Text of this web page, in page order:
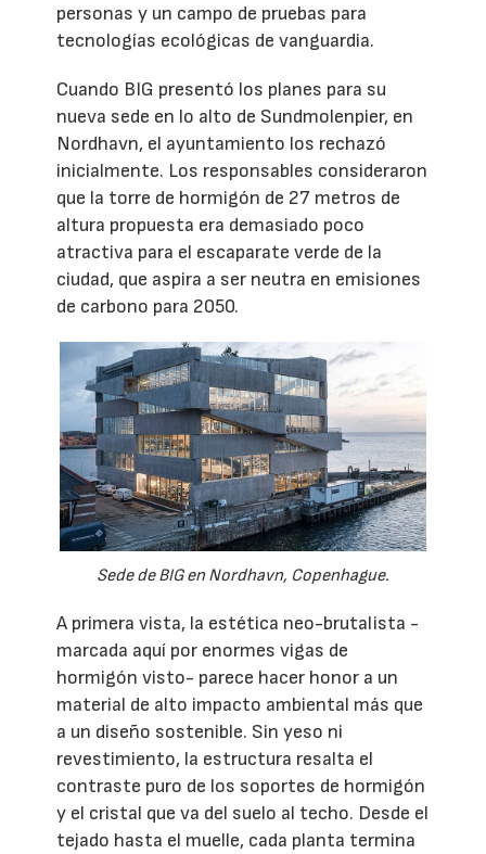
personas y un campo de pruebas para
tecnologías ecológicas de vanguardia.
Cuando BIG presentó los planes para su
nueva sede en lo alto de Sundmolenpier, en
Nordhavn, el ayuntamiento los rechazó
inicialmente. Los responsables consideraron
que la torre de hormigón de 27 metros de
altura propuesta era demasiado poco
atractiva para el escaparate verde de la
ciudad, que aspira a ser neutra en emisiones
de carbono para 2050.
Sede de BIG en Nordhavn, Copenhague.
A primera vista, la estética neo-brutalista -
marcada aquí por enormes vigas de
hormigón visto- parece hacer honor a un
material de alto impacto ambiental más que
a un diseño sostenible. Sin yeso ni
revestimiento, la estructura resalta el
contraste puro de los soportes de hormigón
y el cristal que va del suelo al techo. Desde el
tejado hasta el muelle, cada planta termina